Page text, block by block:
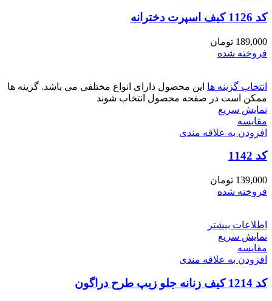
کد 1126 کیف اسپرت دخترانه
189,000 تومان
فروخته شده
انتخاب گزینه ها این محصول دارای انواع مختلفی می باشد. گزینه ها
ممکن است در صفحه محصول انتخاب شوند
نمایش سریع
مقايسه
افزودن به علاقه مندی
کد 1142
139,000 تومان
فروخته شده
اطلاعات بیشتر
نمایش سریع
مقايسه
افزودن به علاقه مندی
کد 1214 کیف زنانه جلو زیپ طرح دراگون